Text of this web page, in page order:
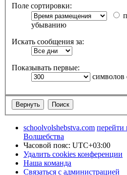
Поле сортировки:
убыванию
Искать сообщения за:
Показывать первые:
символов
schoolvolshebstva.com перейти
Волшебства
Часовой пояс: UTC+03:00
Удалить cookies конференции
Наша команда
Связаться с администрацией